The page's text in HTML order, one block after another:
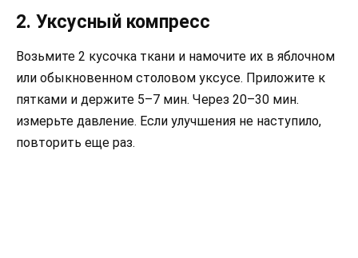
2. Уксусный компресс
Возьмите 2 кусочка ткани и намочите их в яблочном
или обыкновенном столовом уксусе. Приложите к
пятками и держите 5–7 мин. Через 20–30 мин.
измерьте давление. Если улучшения не наступило,
повторить еще раз.